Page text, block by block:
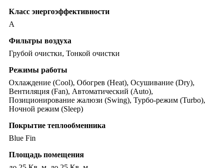
Класс энергоэффективности
A
Фильтры воздуха
Грубой очистки, Тонкой очистки
Режимы работы
Охлаждение (Cool), Обогрев (Heat), Осушивание (Dry),
Вентиляция (Fan), Автоматический (Auto),
Позиционирование жалюзи (Swing), Турбо-режим (Turbo),
Ночной режим (Sleep)
Покрытие теплообменника
Blue Fin
Площадь помещения